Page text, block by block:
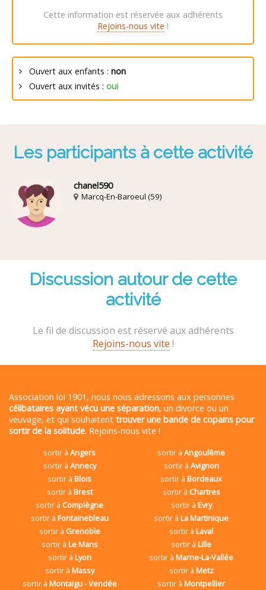
Cette information est réservée aux adhérents
Rejoins-nous vite !
Ouvert aux enfants : non
Ouvert aux invités : oui
Les participants à cette activité
chanel590
Marcq-En-Baroeul (59)
Discussion autour de cette
activité
Le fil de discussion est réservé aux adhérents
Rejoins-nous vite !
Association loi 1901, nous nous adressons aux personnes
célibataires ayant vécu une séparation, un divorce ou un
veuvage, et qui souhaitent trouver une bande de copains pour
sortir de la solitude. Rejoins-nous vite !
sortir àAngers sortir àAngoulême
sortir à Annecy sortir à Avignon
sortir àBlois sortir àBordeaux
sortir à Brest sortir à Chartres
sortir à Compiègne sortir à Evry
sortir à Fontainebleau sortir àLa Martinique
sortir à Grenoble sortir àLaval
sortir à Le Mans sortir àLille
sortir à Lyon sortir àMarne-La-Vallée
sortir à Massy sortir à Metz
sortir à Montaigu - Vendée sortir àMontpellier